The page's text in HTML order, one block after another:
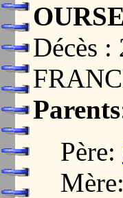
Décès
Parents
Père:
Mère: